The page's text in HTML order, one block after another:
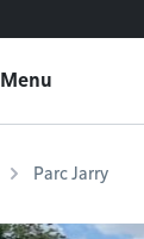
Menu
Parc Jarry